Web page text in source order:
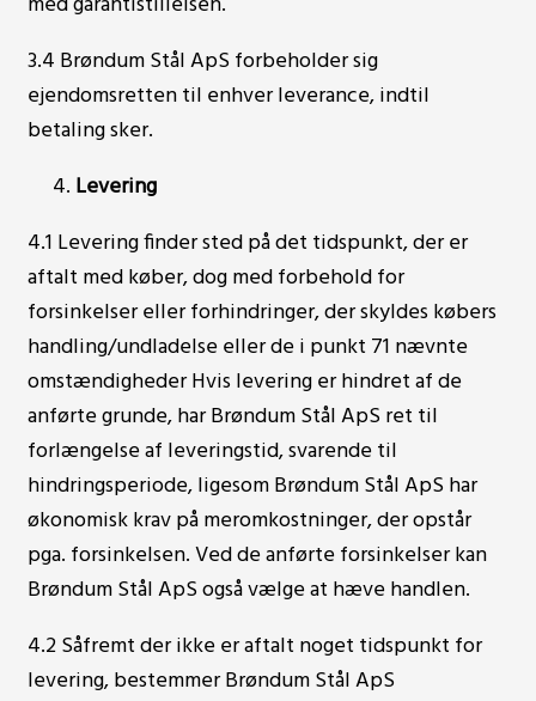
3.4 Brøndum Stål ApS forbeholder sig
ejendomsretten til enhver leverance, indtil
betaling sker.
Levering
4.1 Levering finder sted på det tidspunkt, der er
aftalt med køber, dog med forbehold for
forsinkelser eller forhindringer, der skyldes købers
handling/undladelse eller de i punkt 71 nævnte
omstændigheder Hvis levering er hindret af de
anførte grunde, har Brøndum Stål ApS ret til
forlængelse af leveringstid, svarende til
hindringsperiode, ligesom Brøndum Stål ApS har
økonomisk krav på meromkostninger, der opstår
pga. forsinkelsen. Ved de anførte forsinkelser kan
Brøndum Stål ApS også vælge at hæve handlen.
4.2 Såfremt der ikke er aftalt noget tidspunkt for
levering, bestemmer Brøndum Stål ApS